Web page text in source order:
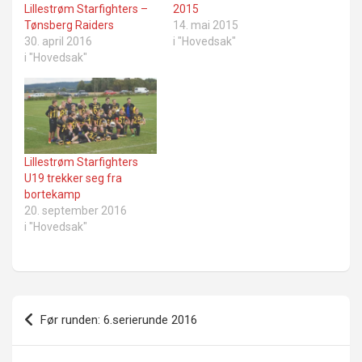
Lillestrøm Starfighters –
Tønsberg Raiders
30. april 2016
i "Hovedsak"
2015
14. mai 2015
i "Hovedsak"
Lillestrøm Starfighters
U19 trekker seg fra
bortekamp
20. september 2016
i "Hovedsak"
Innleggsnavigasjon
Før runden: 6.serierunde 2016